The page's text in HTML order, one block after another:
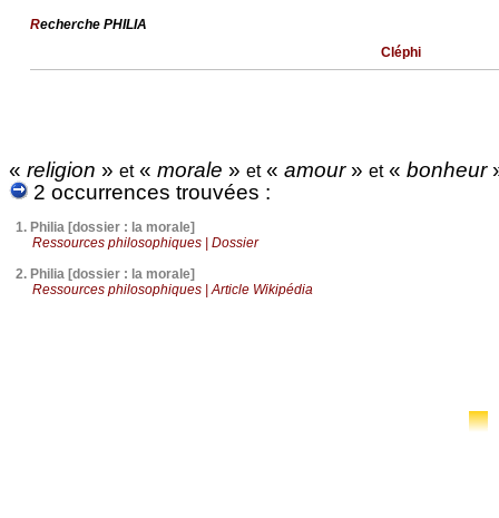
Recherche PHILIA
Cléphi
« religion » et« morale » et« amour» et« bonheur
2 occurrences trouvées :
1. Philia [dossier : la morale]
Ressources philosophiques | Dossier
2. Philia [dossier : la morale]
Ressources philosophiques | Article Wikipédia